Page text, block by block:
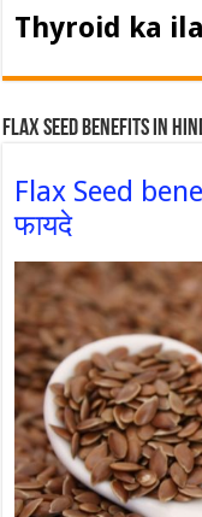
Thyroid ka ilaj
Flax Seed Benefits in
Flax Seed
फायदे